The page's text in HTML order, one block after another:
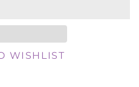
WISHLIST